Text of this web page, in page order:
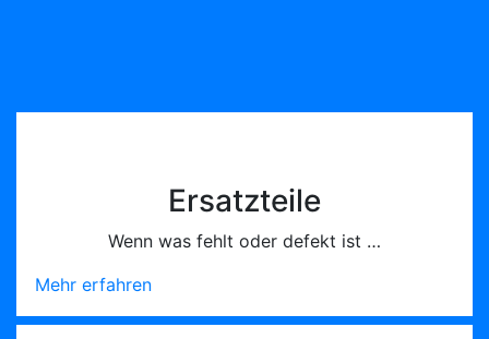
Ersatzteile
Wenn was fehlt oder defekt ist …
Mehr erfahren